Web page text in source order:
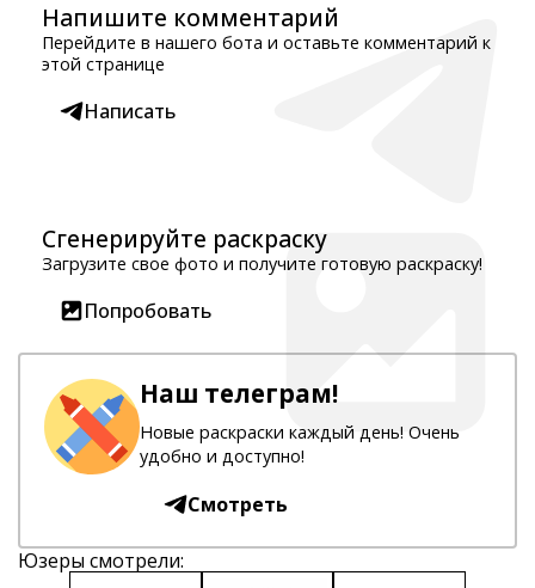
Напишите комментарий
Перейдите в нашего бота и оставьте комментарий к
этой странице
Написать
Сгенерируйте раскраску
Загрузите свое фото и получите готовую раскраску!
Попробовать
Наш телеграм!
Новые раскраски каждый день! Очень
удобно и доступно!
Смотреть
Юзеры смотрели: